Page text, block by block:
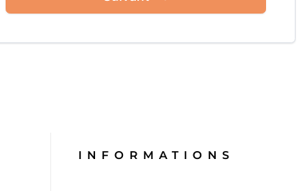
INFORMATIONS